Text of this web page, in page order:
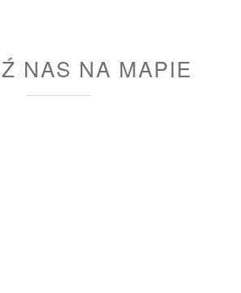
NAS NA MAPIE